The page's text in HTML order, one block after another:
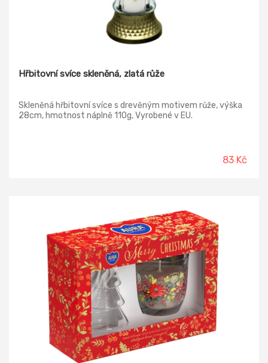
Hřbitovní svíce skleněná, zlatá růže
Skleněná hřbitovní svíce s drevěným motivem růže, výška
28cm, hmotnost náplně 110g, Vyrobené v EU.
83 Kč